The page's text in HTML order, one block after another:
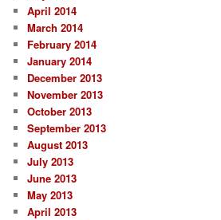
April 2014
March 2014
February 2014
January 2014
December 2013
November 2013
October 2013
September 2013
August 2013
July 2013
June 2013
May 2013
April 2013